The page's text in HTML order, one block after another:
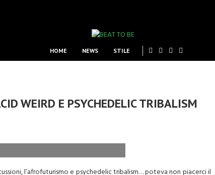
HOME NEWS STILE
WEIRD E PSYCHEDELIC TRIBALISM
l’afrofuturismo e psychedelic tribalism… poteva non piacerci il